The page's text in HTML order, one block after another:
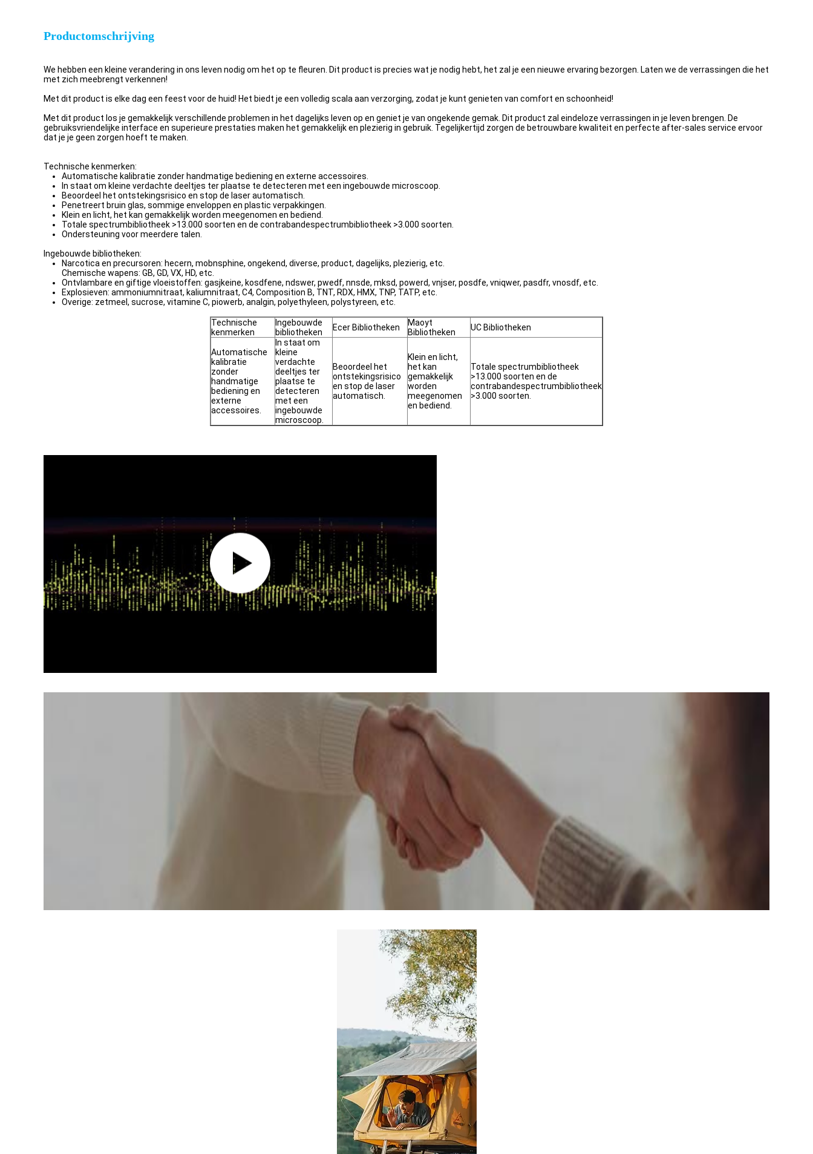
Productomschrijving
We hebben een kleine verandering in ons leven nodig om het op te fleuren. Dit product is precies wat je nodig hebt, het zal je een nieuwe ervaring bezorgen. Laten we de verrassingen die het
met zich meebrengt verkennen!
Met dit product is elke dag een feest voor de huid! Het biedt je een volledig scala aan verzorging, zodat je kunt genieten van comfort en schoonheid!
Met dit product los je gemakkelijk verschillende problemen in het dagelijks leven op en geniet je van ongekende gemak. Dit product zal eindeloze verrassingen in je leven brengen. De
gebruiksvriendelijke interface en superieure prestaties maken het gemakkelijk en plezierig in gebruik. Tegelijkertijd zorgen de betrouwbare kwaliteit en perfecte after-sales service ervoor
dat je je geen zorgen hoeft te maken.
Technische kenmerken:
Automatische kalibratie zonder handmatige bediening en externe accessoires.
In staat om kleine verdachte deeltjes ter plaatse te detecteren met een ingebouwde microscoop.
Beoordeel het ontstekingsrisico en stop de laser automatisch.
Penetreert bruin glas, sommige enveloppen en plastic verpakkingen.
Klein en licht, het kan gemakkelijk worden meegenomen en bediend.
Totale spectrumbibliotheek >13.000 soorten en de contrabandespectrumbibliotheek >3.000 soorten.
Ondersteuning voor meerdere talen.
Ingebouwde bibliotheken:
Narcotica en precursoren: hecern, mobnsphine, ongekend, diverse, product, dagelijks, plezierig, etc.
Chemische wapens: GB, GD, VX, HD, etc.
Ontvlambare en giftige vloeistoffen: gasjkeine, kosdfene, ndswer, pwedf, nnsde, mksd, powerd, vnjser, posdfe, vniqwer, pasdfr, vnosdf, etc.
Explosieven: ammoniumnitraat, kaliumnitraat, C4, Composition B, TNT, RDX, HMX, TNP, TATP, etc.
Overige: zetmeel, sucrose, vitamine C, piowerb, analgin, polyethyleen, polystyreen, etc.
Technische
kenmerken
Ingebouwde
bibliotheken
Ecer Bibliotheken
Maoyt
Bibliotheken
UC Bibliotheken
Automatische
kalibratie
zonder
handmatige
bediening en
externe
accessoires.
In staat om
kleine
verdachte
deeltjes ter
plaatse te
detecteren
met een
ingebouwde
microscoop.
Beoordeel het
ontstekingsrisico
en stop de laser
automatisch.
Klein en licht,
het kan
gemakkelijk
worden
meegenomen
en bediend.
Totale spectrumbibliotheek
>13.000 soorten en de
contrabandespectrumbibliotheek
>3.000 soorten.